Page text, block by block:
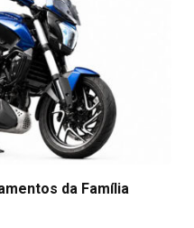
da Família